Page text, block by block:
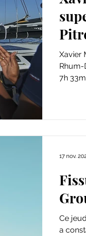
Xavier Macaire a coupé le ligne d’arrivée de la Route du
Rhum-Destination
7h
Ce jeudi 17 novembre 2022 vers 20h TU, Xavier Macaire
a constaté deux
17 nov.